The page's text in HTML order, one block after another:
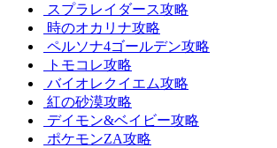
スプラレイダース攻略
時のオカリナ攻略
ペルソナ4ゴールデン攻略
トモコレ攻略
バイオレクイエム攻略
紅の砂漠攻略
デイモン&ベイビー攻略
ポケモンZA攻略